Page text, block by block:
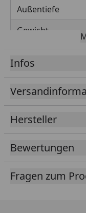
Außentiefe
Gewicht
Volumen
Infos
Hersteller
Bewertungen
Fragen zum